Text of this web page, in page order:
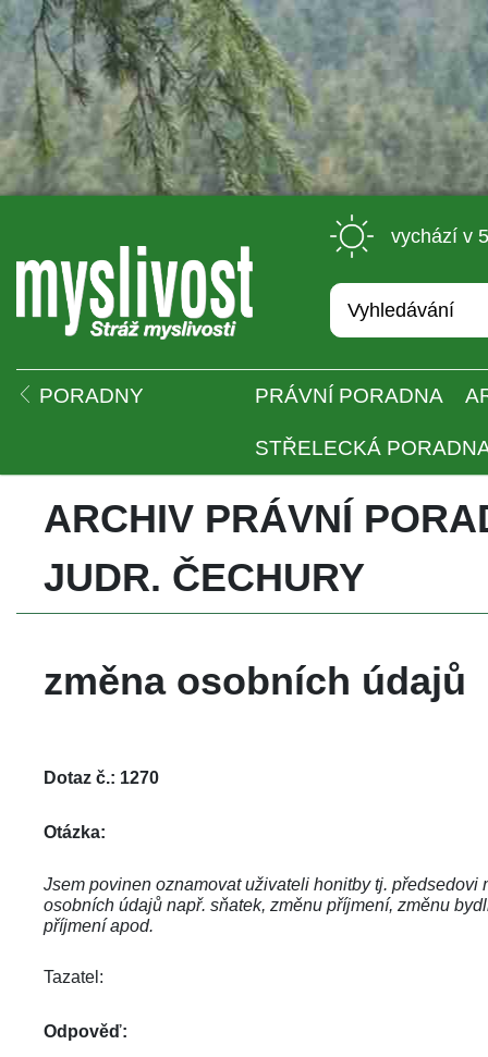
vychází v
PORADNY PRÁVNÍ PORADNA
STŘELECKÁ
ARCHIV PRÁVNÍ
JUDR. ČECHURY
změna osobních údajů
Dotaz č.: 1270
Otázka:
Jsem povinen oznamovat uživateli honitby tj.
osobních údajů např. sňatek, změnu příjmení, změnu
příjmení apod.
Tazatel:
Odpověď: